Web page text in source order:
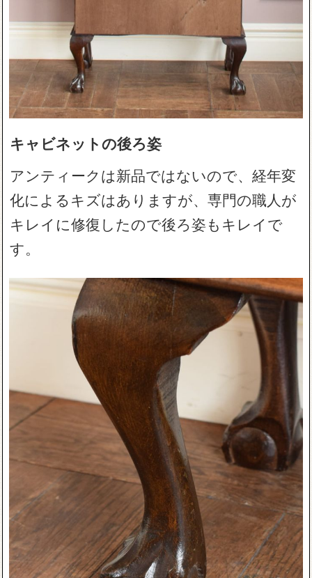
キャビネットの後ろ姿
アンティークは新品ではないので、経年変
化によるキズはありますが、専門の職人が
キレイに修復したので後ろ姿もキレイで
す。